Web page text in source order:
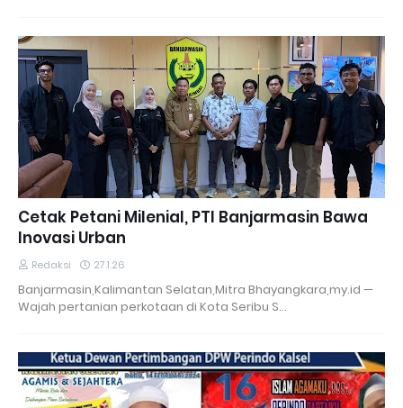
Cetak Petani Milenial, PTI Banjarmasin Bawa
Inovasi Urban
Redaksi 27.1.26
Banjarmasin,Kalimantan Selatan,Mitra Bhayangkara,my.id —
Wajah pertanian perkotaan di Kota Seribu S…